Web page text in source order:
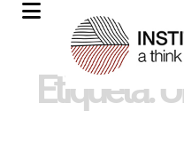
Etiqueta: